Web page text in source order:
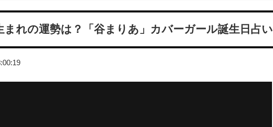
まれの運勢は？「谷まりあ」カバーガール誕生日占い